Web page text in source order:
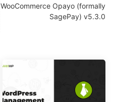
WooCommerce Opayo (formally
SagePay) v5.3.0